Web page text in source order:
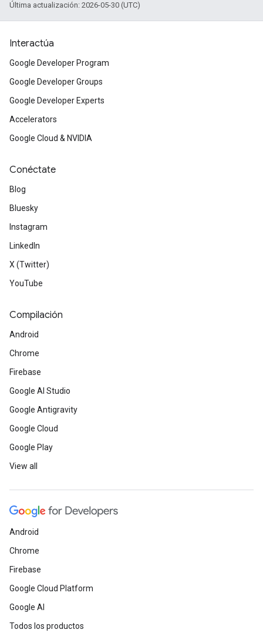
Última actualización: 2026-05-30 (UTC)
Interactúa
Google Developer Program
Google Developer Groups
Google Developer Experts
Accelerators
Google Cloud & NVIDIA
Conéctate
Blog
Bluesky
Instagram
LinkedIn
X (Twitter)
YouTube
Compilación
Android
Chrome
Firebase
Google AI Studio
Google Antigravity
Google Cloud
Google Play
View all
Android
Chrome
Firebase
Google Cloud Platform
Google AI
Todos los productos